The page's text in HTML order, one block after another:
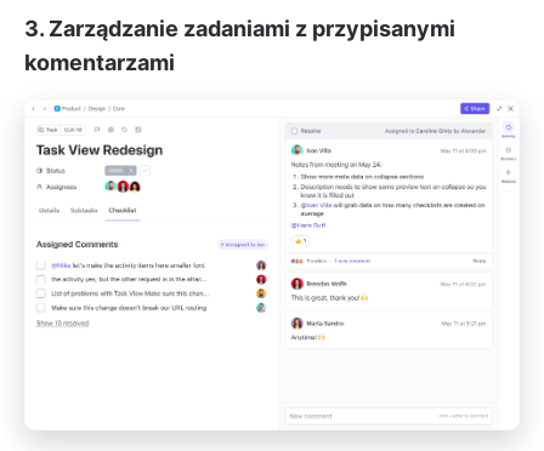
3. Zarządzanie zadaniami z przypisanymi
komentarzami